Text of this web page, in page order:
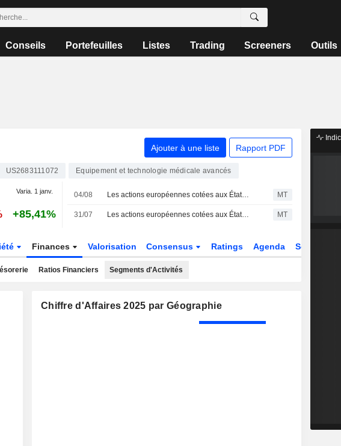
Conseils Portefeuilles Listes Trading Screeners Outils
Ajouter à une liste Rapport PDF
US2683111072 Equipement et technologie médicale avancés
Varia. 1 janv.
+85,41%
04/08 Les actions européennes cotées aux États-Unis sous forme d'ADR progressent lors de la séance de mardi MT
31/07 Les actions européennes cotées aux États-Unis sous forme d'ADR en repli vendredi MT
Finances Valorisation Consensus Ratings Agenda Secteur
Ratios Financiers Segments d'Activités
Chiffre d'Affaires 2025 par Géographie